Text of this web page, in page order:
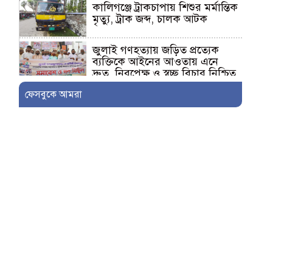
কালিগঞ্জে ট্রাকচাপায় শিশুর মর্মান্তিক
মৃত্যু, ট্রাক জব্দ, চালক আটক
জুলাই গণহত্যায় জড়িত প্রত্যেক
ব্যক্তিকে আইনের আওতায় এনে
দ্রুত, নিরপেক্ষ ও স্বচ্ছ বিচার নিশ্চিত
করতে হবে- মাহবুবুল আলম
ফেসবুকে আমরা